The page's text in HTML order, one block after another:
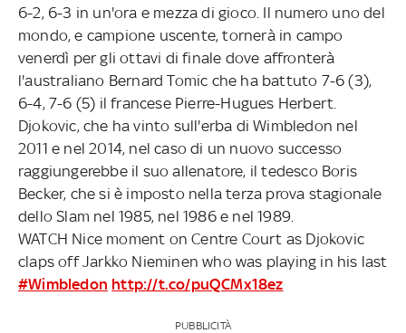
6-2, 6-3 in un'ora e mezza di gioco. Il numero uno del
mondo, e campione uscente, tornerà in campo
venerdì per gli ottavi di finale dove affronterà
l'australiano Bernard Tomic che ha battuto 7-6 (3),
6-4, 7-6 (5) il francese Pierre-Hugues Herbert.
Djokovic, che ha vinto sull'erba di Wimbledon nel
2011 e nel 2014, nel caso di un nuovo successo
raggiungerebbe il suo allenatore, il tedesco Boris
Becker, che si è imposto nella terza prova stagionale
dello Slam nel 1985, nel 1986 e nel 1989.
WATCH Nice moment on Centre Court as Djokovic
claps off Jarkko Nieminen who was playing in his last
#Wimbledon http://t.co/puQCMx18ez
PUBBLICITÀ